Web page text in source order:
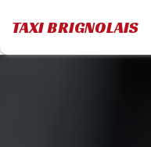
TAXI BRIGNOLAIS